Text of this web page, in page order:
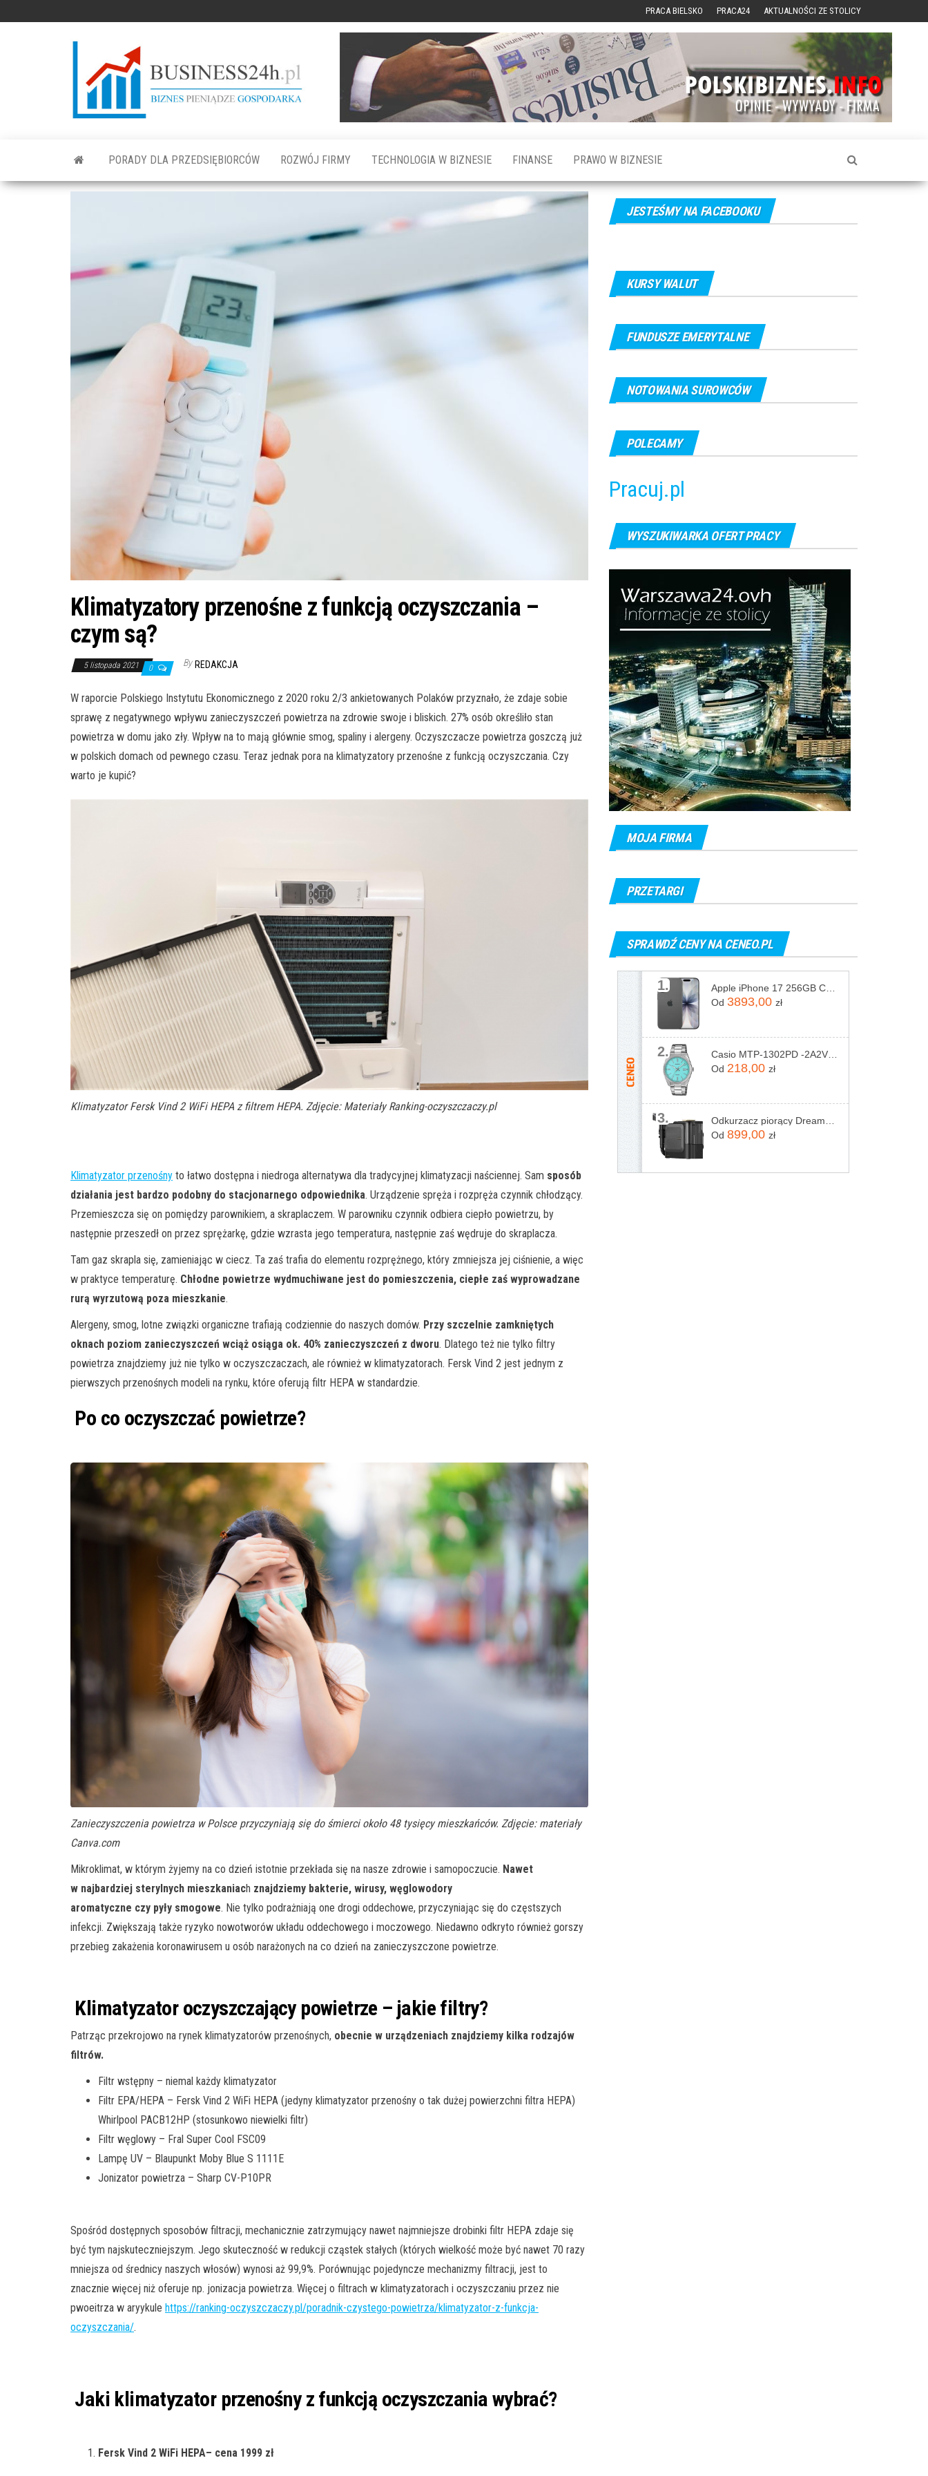
PRACA BIELSKO PRACA24 AKTUALNOŚCI ZE STOLICY
PORADY DLA PRZEDSIĘBIORCÓW ROZWÓJ FIRMY TECHNOLOGIA W BIZNESIE FINANSE PRAWO W BIZNESIE
Klimatyzatory przenośne z funkcją oczyszczania –
czym są?
5 listopada 2021 0 By REDAKCJA
W raporcie Polskiego Instytutu Ekonomicznego z 2020 roku 2/3 ankietowanych Polaków przyznało, że zdaje sobie
sprawę z negatywnego wpływu zanieczyszczeń powietrza na zdrowie swoje i bliskich. 27% osób określiło stan
powietrza w domu jako zły. Wpływ na to mają głównie smog, spaliny i alergeny. Oczyszczacze powietrza goszczą już
w polskich domach od pewnego czasu. Teraz jednak pora na klimatyzatory przenośne z funkcją oczyszczania. Czy
warto je kupić?
Klimatyzator Fersk Vind 2 WiFi HEPA z filtrem HEPA. Zdjęcie: Materiały Ranking-oczyszczaczy.pl
Klimatyzator przenośny to łatwo dostępna i niedroga alternatywa dla tradycyjnej klimatyzacji naściennej. Sam sposób
działania jest bardzo podobny do stacjonarnego odpowiednika. Urządzenie spręża i rozpręża czynnik chłodzący.
Przemieszcza się on pomiędzy parownikiem, a skraplaczem. W parowniku czynnik odbiera ciepło powietrzu, by
następnie przeszedł on przez sprężarkę, gdzie wzrasta jego temperatura, następnie zaś wędruje do skraplacza.
Tam gaz skrapla się, zamieniając w ciecz. Ta zaś trafia do elementu rozprężnego, który zmniejsza jej ciśnienie, a więc
w praktyce temperaturę. Chłodne powietrze wydmuchiwane jest do pomieszczenia, ciepłe zaś wyprowadzane
rurą wyrzutową poza mieszkanie.
Alergeny, smog, lotne związki organiczne trafiają codziennie do naszych domów. Przy szczelnie zamkniętych
oknach poziom zanieczyszczeń wciąż osiąga ok. 40% zanieczyszczeń z dworu. Dlatego też nie tylko filtry
powietrza znajdziemy już nie tylko w oczyszczaczach, ale również w klimatyzatorach. Fersk Vind 2 jest jednym z
pierwszych przenośnych modeli na rynku, które oferują filtr HEPA w standardzie.
Po co oczyszczać powietrze?
Zanieczyszczenia powietrza w Polsce przyczyniają się do śmierci około 48 tysięcy mieszkańców. Zdjęcie: materiały
Canva.com
Mikroklimat, w którym żyjemy na co dzień istotnie przekłada się na nasze zdrowie i samopoczucie. Nawet
w najbardziej sterylnych mieszkaniach znajdziemy bakterie, wirusy, węglowodory
aromatyczne czy pyły smogowe. Nie tylko podrażniają one drogi oddechowe, przyczyniając się do częstszych
infekcji. Zwiększają także ryzyko nowotworów układu oddechowego i moczowego. Niedawno odkryto również gorszy
przebieg zakażenia koronawirusem u osób narażonych na co dzień na zanieczyszczone powietrze.
Klimatyzator oczyszczający powietrze – jakie filtry?
Patrząc przekrojowo na rynek klimatyzatorów przenośnych, obecnie w urządzeniach znajdziemy kilka rodzajów
filtrów.
Filtr wstępny – niemal każdy klimatyzator
Filtr EPA/HEPA – Fersk Vind 2 WiFi HEPA (jedyny klimatyzator przenośny o tak dużej powierzchni filtra HEPA)
Whirlpool PACB12HP (stosunkowo niewielki filtr)
Filtr węglowy – Fral Super Cool FSC09
Lampę UV – Blaupunkt Moby Blue S 1111E
Jonizator powietrza – Sharp CV-P10PR
Spośród dostępnych sposobów filtracji, mechanicznie zatrzymujący nawet najmniejsze drobinki filtr HEPA zdaje się
być tym najskuteczniejszym. Jego skuteczność w redukcji cząstek stałych (których wielkość może być nawet 70 razy
mniejsza od średnicy naszych włosów) wynosi aż 99,9%. Porównując pojedyncze mechanizmy filtracji, jest to
znacznie więcej niż oferuje np. jonizacja powietrza. Więcej o filtrach w klimatyzatorach i oczyszczaniu przez nie
pwoeitrza w aryykule https://ranking-oczyszczaczy.pl/poradnik-czystego-powietrza/klimatyzator-z-funkcja-
oczyszczania/.
Jaki klimatyzator przenośny z funkcją oczyszczania wybrać?
Fersk Vind 2 WiFi HEPA– cena 1999 zł
JESTEŚMY NA FACEBOOKU
KURSY WALUT
FUNDUSZE EMERYTALNE
NOTOWANIA SUROWCÓW
POLECAMY
Pracuj.pl
WYSZUKIWARKA OFERT PRACY
MOJA FIRMA
PRZETARGI
SPRAWDŹ CENY NA CENEO.PL
1.
Od 3893,00 zł
2.
Od 218,00 zł
3.
Od 899,00 zł